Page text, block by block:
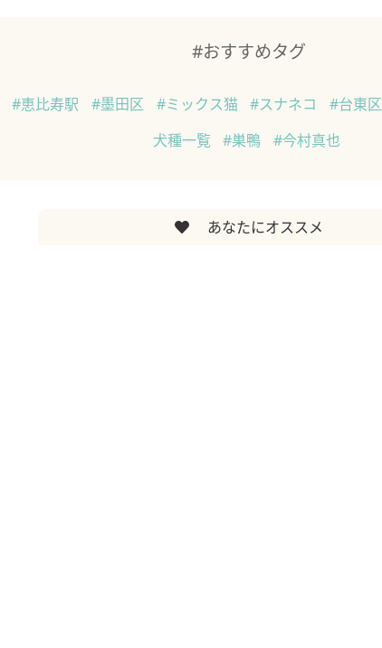
#おすすめタグ
#恵比寿駅 #墨田区 #ミックス猫 #スナネコ #台東区
犬種一覧 #巣鴨 #今村真也
あなたにオススメ